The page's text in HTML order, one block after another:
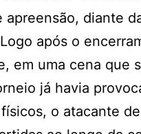
diante
após o
em uma cena que
já havia
o atacante